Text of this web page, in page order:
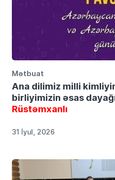
Mətbuat
Ana dilimiz milli
birliyimizin əsas
Rüstəmxanlı
31 İyul, 2026